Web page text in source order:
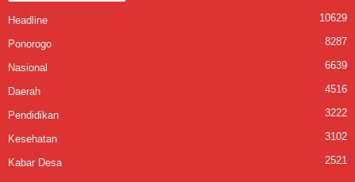
Headline 10629
Ponorogo 8287
Nasional 6639
Daerah 4516
Pendidikan 3222
Kesehatan 3102
Kabar Desa 2521